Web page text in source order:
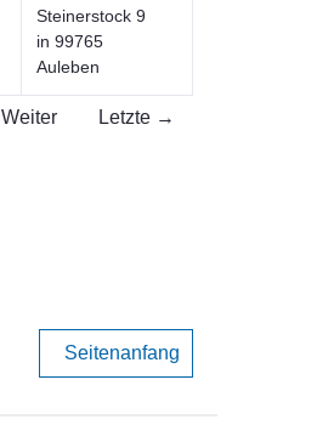
Steinerstock 9
in 99765
Auleben
Weiter Letzte →
Seitenanfang